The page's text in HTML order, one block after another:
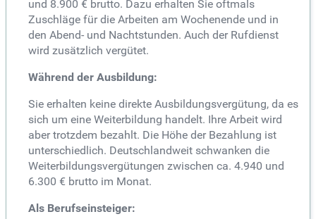
und 8.900 € brutto. Dazu erhalten Sie oftmals
Zuschläge für die Arbeiten am Wochenende und in
den Abend- und Nachtstunden. Auch der Rufdienst
wird zusätzlich vergütet.
Während der Ausbildung:
Sie erhalten keine direkte Ausbildungsvergütung, da es
sich um eine Weiterbildung handelt. Ihre Arbeit wird
aber trotzdem bezahlt. Die Höhe der Bezahlung ist
unterschiedlich. Deutschlandweit schwanken die
Weiterbildungsvergütungen zwischen ca. 4.940 und
6.300 € brutto im Monat.
Als Berufseinsteiger: